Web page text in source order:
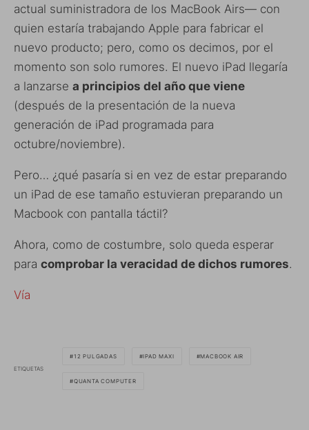
actual suministradora de los MacBook Airs— con
quien estaría trabajando Apple para fabricar el
nuevo producto; pero, como os decimos, por el
momento son solo rumores. El nuevo iPad llegaría
a lanzarse a principios del año que viene
(después de la presentación de la nueva
generación de iPad programada para
octubre/noviembre).
Pero… ¿qué pasaría si en vez de estar preparando
un iPad de ese tamaño estuvieran preparando un
Macbook con pantalla táctil?
Ahora, como de costumbre, solo queda esperar
para comprobar la veracidad de dichos rumores.
Vía
ETIQUETAS
12 PULGADAS IPAD MAXI MACBOOK AIR
QUANTA COMPUTER